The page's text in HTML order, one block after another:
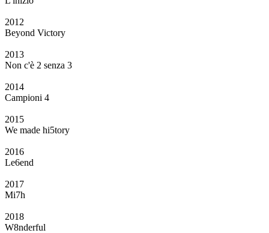
2012
Beyond Victory
2013
Non c'è 2 senza 3
2014
Campioni 4
2015
We made hi5tory
2016
Le6end
2017
Mi7h
2018
W8nderful